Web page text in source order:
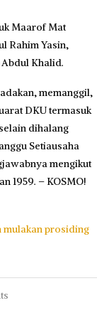
Maarof Mat
Rahim Yasin,
Khalid.
memanggil,
DKU termasuk
dihalang
Setiausaha
mengikut
1959. – KOSMO!
mulakan prosiding